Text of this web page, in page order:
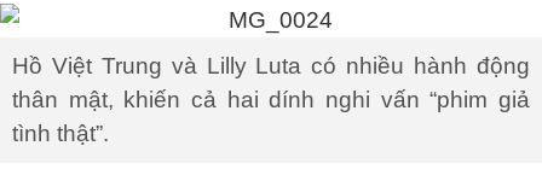
Hồ Việt Trung và Lilly Luta có nhiều hành động
thân mật, khiến cả hai dính nghi vấn “phim giả
tình thật”.